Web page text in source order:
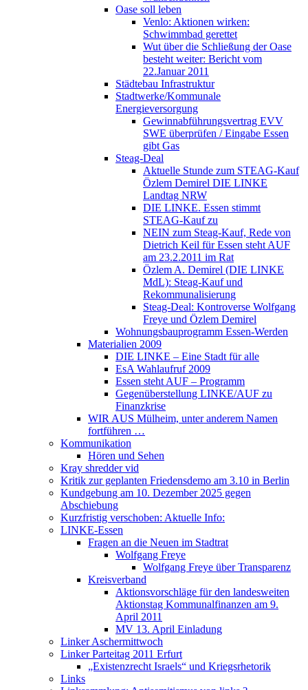
Oase soll leben
Venlo: Aktionen wirken:
Schwimmbad gerettet
Wut über die Schließung der Oase
besteht weiter: Bericht vom
22.Januar 2011
Städtebau Infrastruktur
Stadtwerke/Kommunale
Energieversorgung
Gewinnabführungsvertrag EVV
SWE überprüfen / Eingabe Essen
gibt Gas
Steag-Deal
Aktuelle Stunde zum STEAG-Kauf
Özlem Demirel DIE LINKE
Landtag NRW
DIE LINKE. Essen stimmt
STEAG-Kauf zu
NEIN zum Steag-Kauf, Rede von
Dietrich Keil für Essen steht AUF
am 23.2.2011 im Rat
Özlem A. Demirel (DIE LINKE
MdL): Steag-Kauf und
Rekommunalisierung
Steag-Deal: Kontroverse Wolfgang
Freye und Özlem Demirel
Wohnungsbauprogramm Essen-Werden
Materialien 2009
DIE LINKE – Eine Stadt für alle
EsA Wahlaufruf 2009
Essen steht AUF – Programm
Gegenüberstellung LINKE/AUF zu
Finanzkrise
WIR AUS Mülheim, unter anderem Namen
fortführen …
Kommunikation
Hören und Sehen
Kray shredder vid
Kritik zur geplanten Friedensdemo am 3.10 in Berlin
Kundgebung am 10. Dezember 2025 gegen
Abschiebung
Kurzfristig verschoben: Aktuelle Info:
LINKE-Essen
Fragen an die Neuen im Stadtrat
Wolfgang Freye
Wolfgang Freye über Transparenz
Kreisverband
Aktionsvorschläge für den landesweiten
Aktionstag Kommunalfinanzen am 9.
April 2011
MV 13. April Einladung
Linker Aschermittwoch
Linker Parteitag 2011 Erfurt
„Existenzrecht Israels“ und Kriegsrhetorik
Links